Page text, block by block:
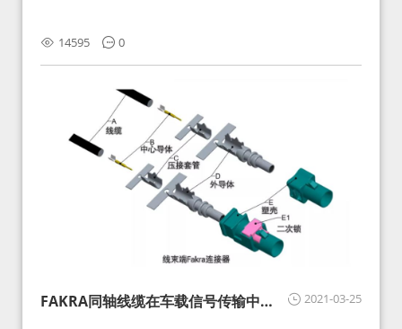
14595 0
2021-03-25
FAKRA同轴线缆在车载信号传输中的